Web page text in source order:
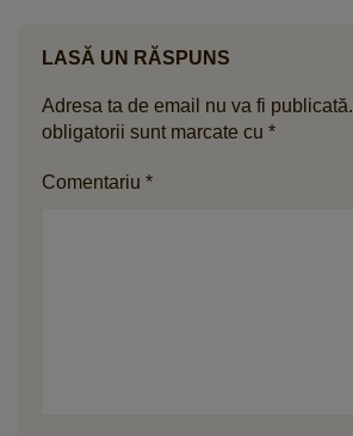
LASĂ UN RĂSPUNS
Adresa ta de email nu va fi publicată.
obligatorii sunt marcate cu *
Comentariu *